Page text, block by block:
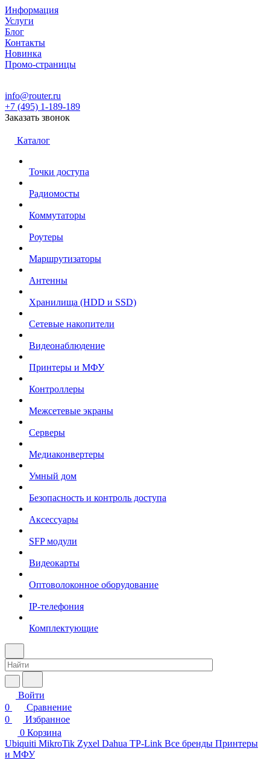
Информация
Услуги
Блог
Контакты
Новинка
Промо-страницы
info@router.ru
+7 (495) 1-189-189
Заказать звонок
Каталог
Точки доступа
Радиомосты
Коммутаторы
Роутеры
Маршрутизаторы
Антенны
Хранилища (HDD и SSD)
Сетевые накопители
Видеонаблюдение
Принтеры и МФУ
Контроллеры
Межсетевые экраны
Серверы
Медиаконвертеры
Умный дом
Безопасность и контроль доступа
Аксессуары
SFP модули
Видеокарты
Оптоволоконное оборудование
IP-телефония
Комплектующие
Войти
0
Сравнение
0
Избранное
0 Корзина
Ubiquiti MikroTik Zyxel Dahua TP-Link Все бренды Принтеры
и МФУ